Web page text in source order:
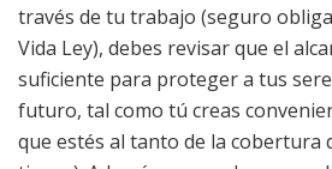
través de tu trabajo (seguro
Vida Ley), debes revisar que el
suficiente para proteger a tus
futuro, tal como tú creas
que estés al tanto de la cobertura